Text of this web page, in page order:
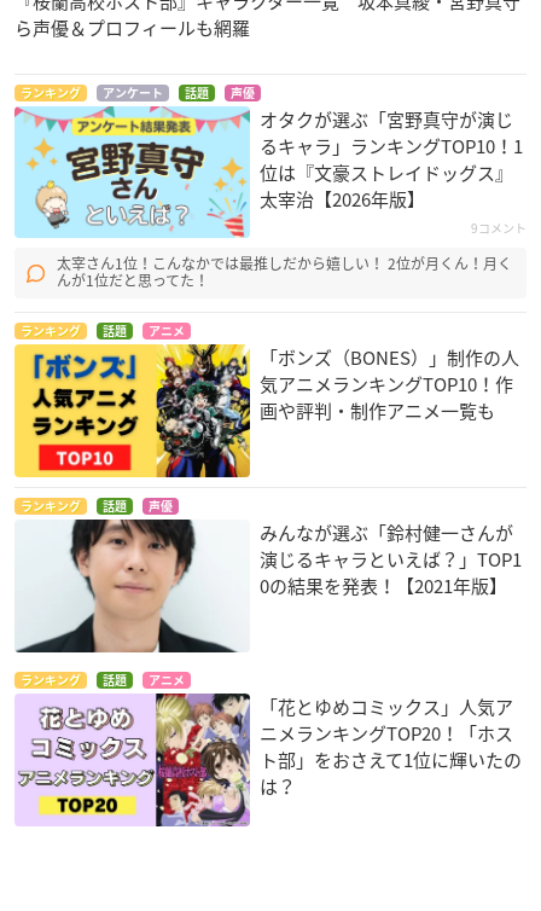
ら声優＆プロフィールも網羅
ランキング アンケート 話題 声優
オタクが選ぶ「宮野真守が演じ
るキャラ」ランキングTOP10！1
位は『文豪ストレイドッグス』
太宰治【2026年版】
9コメント
太宰さん1位！こんなかでは最推しだから嬉しい！ 2位が月くん！月く
んが1位だと思ってた！
ランキング 話題 アニメ
「ボンズ（BONES）」制作の人
気アニメランキングTOP10！作
画や評判・制作アニメ一覧も
ランキング 話題 声優
みんなが選ぶ「鈴村健一さんが
演じるキャラといえば？」TOP1
0の結果を発表！【2021年版】
ランキング 話題 アニメ
「花とゆめコミックス」人気ア
ニメランキングTOP20！「ホス
ト部」をおさえて1位に輝いたの
は？